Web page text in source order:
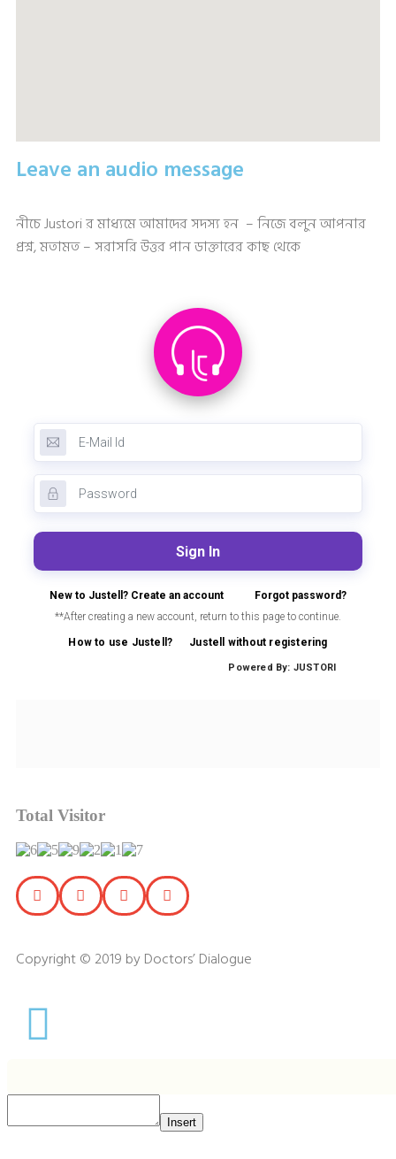
Leave an audio message
নীচে Justori র মাধ্যমে আমাদের সদস্য হন – নিজে বলুন আপনার
প্রশ্ন, মতামত – সরাসরি উত্তর পান ডাক্তারের কাছ থেকে
Total Visitor
Copyright © 2019 by Doctors’ Dialogue
Insert